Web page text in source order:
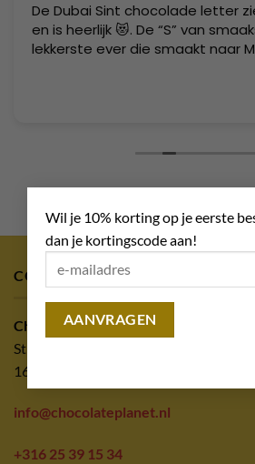
Wil je 10% korting op je eerste
dan je kortingscode aan!
De Dubai Sint chocolade letter
en is heerlijk 😻. De “S” van
lekkerste ever die smaakt naar
CONTACT
Chocolate Planet
Streekweg 302
1616 AR Hoogkarspel
info@chocolateplanet.nl
+316 25 39 15 34